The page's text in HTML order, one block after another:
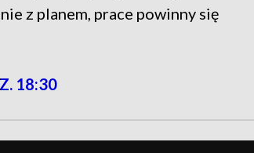
z planem, prace powinny się
18:30